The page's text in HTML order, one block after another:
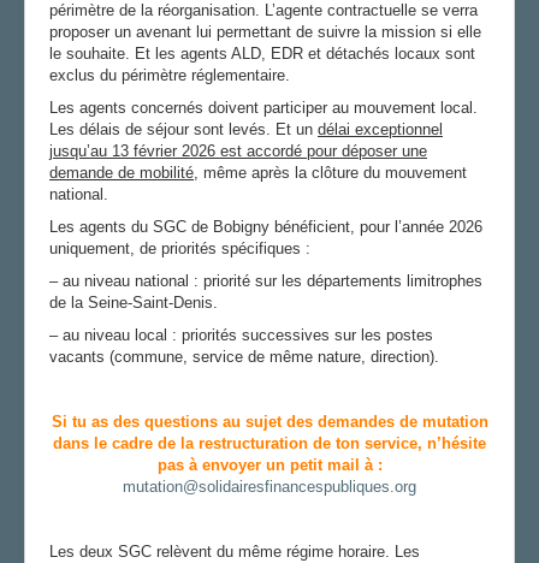
périmètre de la réorganisation. L’agente contractuelle se verra
proposer un avenant lui permettant de suivre la mission si elle
le souhaite. Et les agents ALD, EDR et détachés locaux sont
exclus du périmètre réglementaire.
Les agents concernés doivent participer au mouvement local.
Les délais de séjour sont levés. Et un délai exceptionnel
jusqu’au 13 février 2026 est accordé pour déposer une
demande de mobilité, même après la clôture du mouvement
national.
Les agents du SGC de Bobigny bénéficient, pour l’année 2026
uniquement, de priorités spécifiques :
– au niveau national : priorité sur les départements limitrophes
de la Seine-Saint-Denis.
– au niveau local : priorités successives sur les postes
vacants (commune, service de même nature, direction).
Si tu as des questions au sujet des demandes de mutation
dans le cadre de la restructuration de ton service, n’hésite
pas à envoyer un petit mail à :
mutation@solidairesfinancespubliques.org
Les deux SGC relèvent du même régime horaire. Les